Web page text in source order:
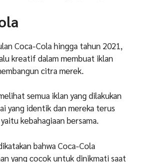
Coca-Cola hingga tahun 2021,
kreatif dalam membuat iklan
citra merek.
semua iklan yang dilakukan
yang identik dan mereka terus
kebahagiaan bersama.
bahwa Coca-Cola
yang cocok untuk dinikmati saat